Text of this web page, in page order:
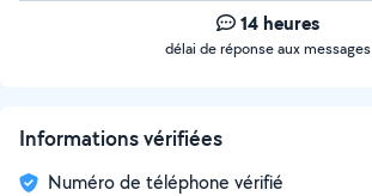
14 heures
délai de réponse aux messages
Informations vérifiées
Numéro de téléphone vérifié